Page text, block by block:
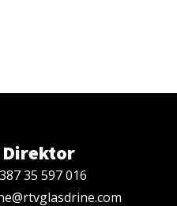
Direktor
35 597 016